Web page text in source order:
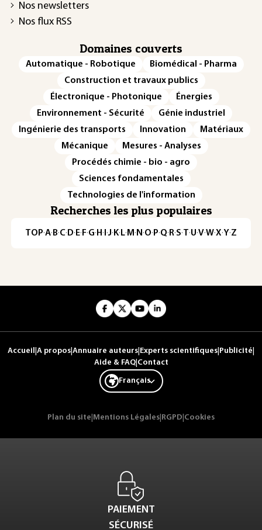
Nos newsletters
Nos flux RSS
Domaines couverts
Automatique - Robotique
Biomédical - Pharma
Construction et travaux publics
Électronique - Photonique
Énergies
Environnement - Sécurité
Génie industriel
Ingénierie des transports
Innovation
Matériaux
Mécanique
Mesures - Analyses
Procédés chimie - bio - agro
Sciences fondamentales
Technologies de l'information
Recherches les plus populaires
TOP·A·B·C· D· E· F·G· H · ·J· K· L· M · N ·O· P·Q· R·S·T·U·V·W·X·Y·Z
Accueil A propos Annuaire auteurs Experts scientifiques Publicité
Aide & FAQ| Contact
Français
Plan du site Mentions Légales RGPD Cookies
PAIEMENT
SÉCURISÉ